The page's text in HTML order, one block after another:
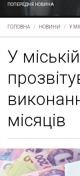
ПОПЕРЕДНЯ НОВИНА
ГОЛОВНА НОВИНИ У
У
місяців